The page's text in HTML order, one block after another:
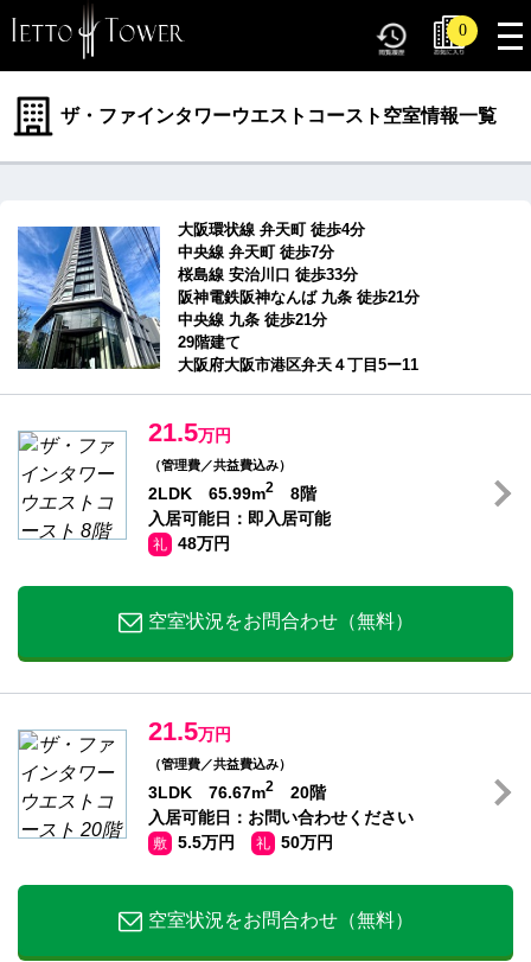
0
ザ・ファインタワーウエストコースト空室情報一覧
大阪環状線 弁天町 徒歩4分
中央線 弁天町 徒歩7分
桜島線 安治川口 徒歩33分
阪神電鉄阪神なんば 九条 徒歩21分
中央線 九条 徒歩21分
29階建て
大阪府大阪市港区弁天４丁目5ー11
21.5万円
（管理費／共益費込み）
2LDK 65.99m2
8階
入居可能日：即入居可能
礼 48万円
空室状況をお問合わせ（無料）
21.5万円
（管理費／共益費込み）
3LDK 76.67m2
20階
入居可能日：お問い合わせください
敷 5.5万円 礼 50万円
空室状況をお問合わせ（無料）